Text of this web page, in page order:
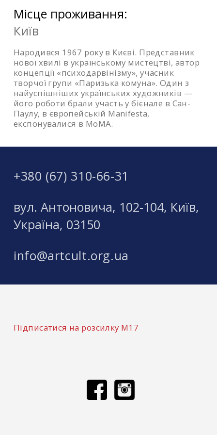
Місце проживання:
Київ
Народився 1967 року в Києві. Представник
нової хвилі в українському мистецтві, автор
концепції «психодарвінізму», учасник
творчої групи «Паризька комуна». Один з
найуспішніших українських художників —
його роботи брали участь у бієнале в Сан-
Паулу, в європейській Manifesta,
експонувалися в MoMA.
+380 (67) 310-66-31
вул. Антоновича, 102-104, Київ,
Україна, 03150
info@artcult.org.ua
Підписатися на розсилку М17